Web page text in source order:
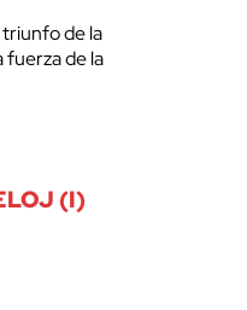
de la
fuerza de la
(I)